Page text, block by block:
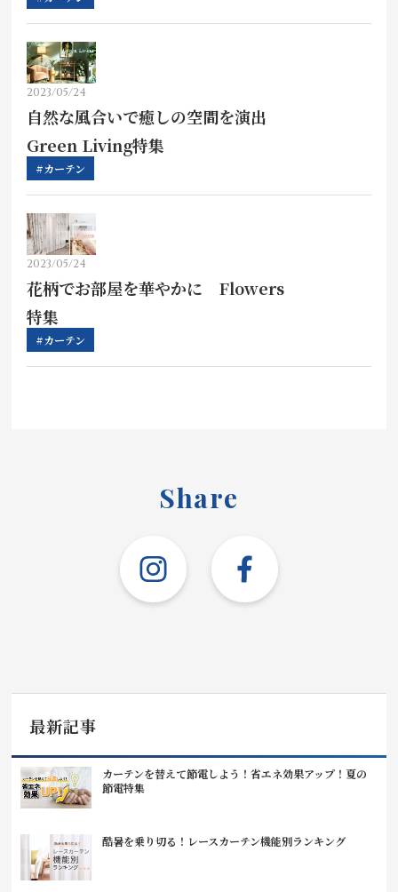
お問い合わせ
お気に入りリスト
お見積り来店予約はこちら
法人のお客様へ
2023/05/24
自然な風合いで癒しの空間を演出
Green Living特集
#カーテン
2023/05/24
花柄でお部屋を華やかに Flowers
特集
#カーテン
Share
最新記事
カーテンを替えて節電しよう！省エネ効果アップ！夏の
節電特集
酷暑を乗り切る！レースカーテン機能別ランキング